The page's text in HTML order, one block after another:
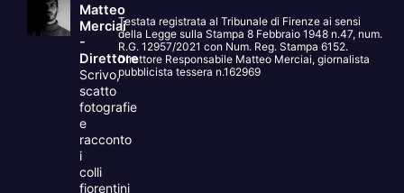
Matteo
Merciai
-
Direttore
Scrivo,
scatto
fotografie
e
racconto
i
colli
fiorentini
Testata registrata al Tribunale di Firenze ai sensi
della Legge sulla Stampa 8 Febbraio 1948 n.47, num.
R.G. 12957/2021 con Num. Reg. Stampa 6152.
Direttore Responsabile Matteo Merciai, giornalista
pubblicista tessera n.162969